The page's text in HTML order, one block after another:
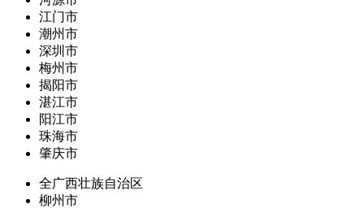
江门市
潮州市
深圳市
梅州市
揭阳市
湛江市
阳江市
珠海市
肇庆市
全广西壮族自治区
柳州市